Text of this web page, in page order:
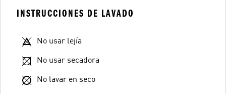
INSTRUCCIONES DE LAVADO
No usar lejía
No usar secadora
No lavar en seco